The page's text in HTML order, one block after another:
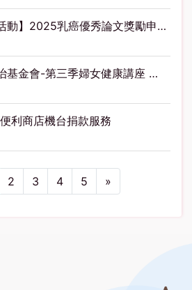
動】2025乳癌優秀論文獎勵申請辦法
金會-第三季婦女健康講座 報名開跑🔥
利商店機台捐款服務
2 3 4 5 »Next